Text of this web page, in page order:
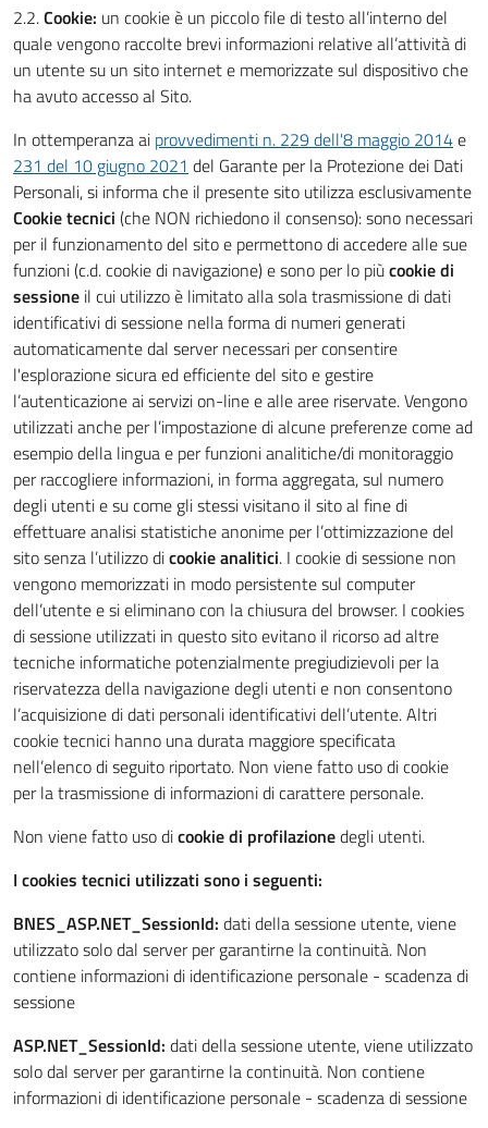
2.2.Cookie: un cookie è un piccolo file di testo all’interno del
quale vengono raccolte brevi informazioni relative all’attività di
un utente su un sito internet e memorizzate sul dispositivo che
ha avuto accesso al Sito.
In ottemperanza ai provvedimenti n. 229 dell'8 maggio 2014e
231 del 10 giugno 2021 del Garante per la Protezione dei Dati
Personali, si informa che il presente sito utilizza esclusivamente
Cookie tecnici (che NON richiedono il consenso): sono necessari
per il funzionamento del sito e permettono di accedere alle sue
funzioni (c.d. cookie di navigazione) e sono per lo piùcookie di
sessione il cui utilizzo è limitato alla sola trasmissione di dati
identificativi di sessione nella forma di numeri generati
automaticamente dal server necessari per consentire
l'esplorazione sicura ed efficiente del sito e gestire
l’autenticazione ai servizi on-line e alle aree riservate. Vengono
utilizzati anche per l’impostazione di alcune preferenze come ad
esempio della lingua e per funzioni analitiche/di monitoraggio
per raccogliere informazioni, in forma aggregata, sul numero
degli utenti e su come gli stessi visitano il sito al fine di
effettuare analisi statistiche anonime per l’ottimizzazione del
sito senza l’utilizzo dicookie analitici. I cookie di sessione non
vengono memorizzati in modo persistente sul computer
dell’utente e si eliminano con la chiusura del browser. I cookies
di sessione utilizzati in questo sito evitano il ricorso ad altre
tecniche informatiche potenzialmente pregiudizievoli per la
riservatezza della navigazione degli utenti e non consentono
l’acquisizione di dati personali identificativi dell’utente. Altri
cookie tecnici hanno una durata maggiore specificata
nell’elenco di seguito riportato. Non viene fatto uso di cookie
per la trasmissione di informazioni di carattere personale.
Non viene fatto uso dicookie di profilazionedegli utenti.
I cookies tecnici utilizzati sono i seguenti:
BNES_ASP.NET_SessionId: dati della sessione utente, viene
utilizzato solo dal server per garantirne la continuità. Non
contiene informazioni di identificazione personale - scadenza di
sessione
ASP.NET_SessionId: dati della sessione utente, viene utilizzato
solo dal server per garantirne la continuità. Non contiene
informazioni di identificazione personale - scadenza di sessione